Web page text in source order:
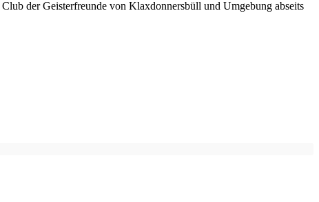
der Geisterfreunde von Klaxdonnersbüll und Umgebung abseits